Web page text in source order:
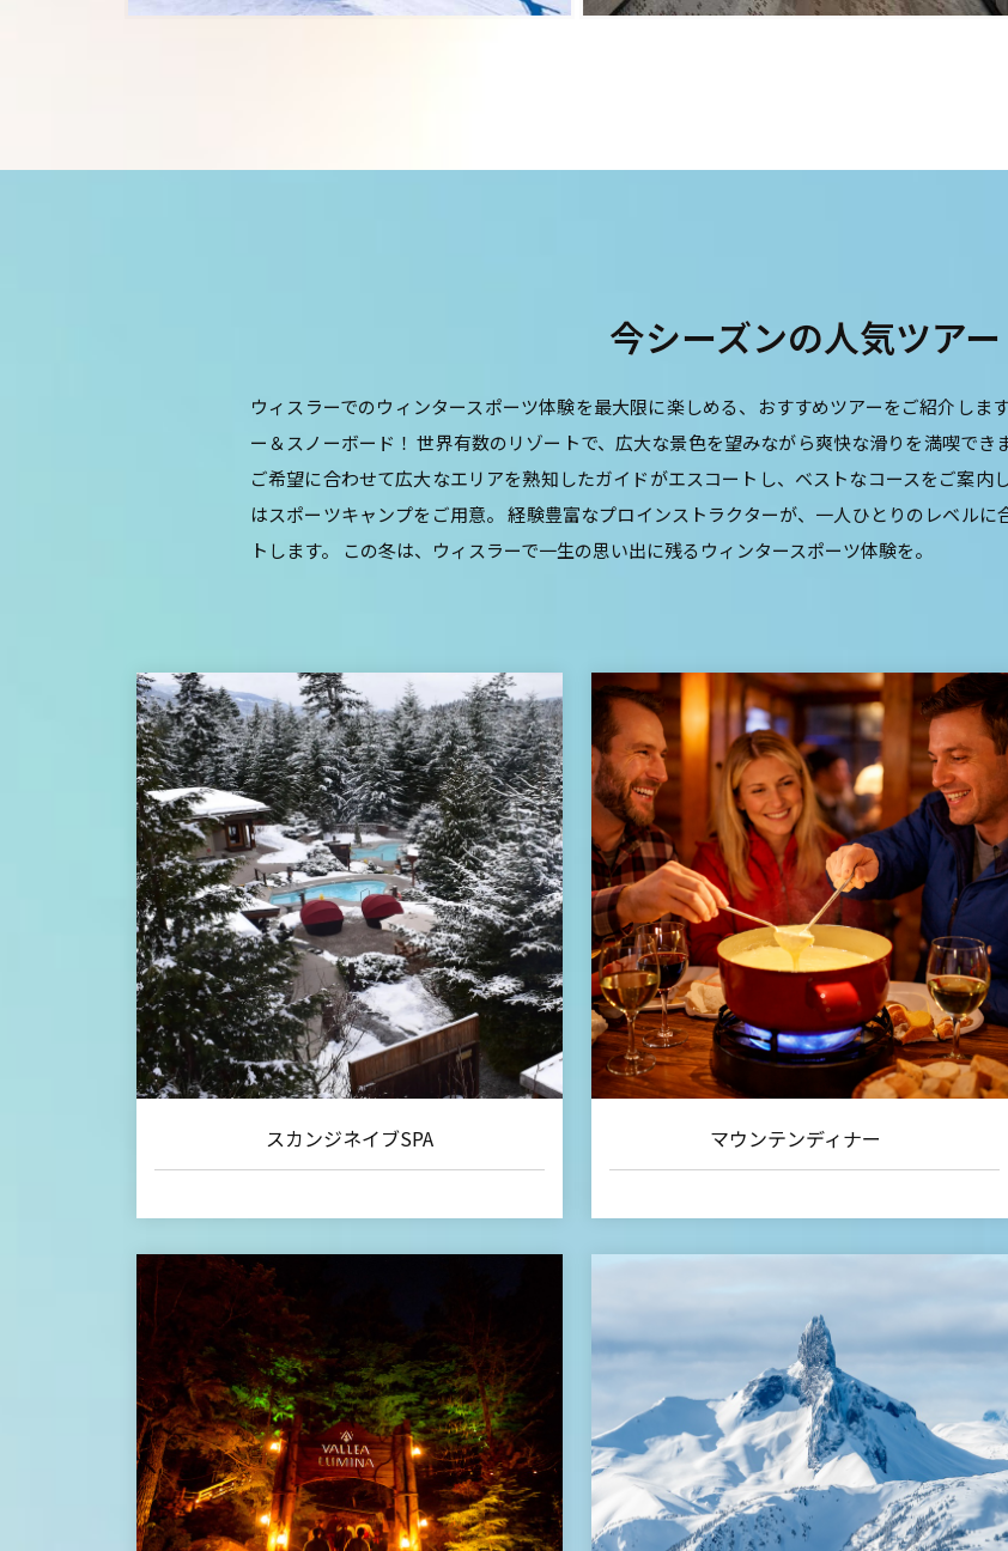
今シーズンの人気ツアー
ウィスラーでのウィンタースポーツ体験を最大限に楽しめる、おすすめツアーをご紹介しま
ー＆スノーボード！ 世界有数のリゾートで、広大な景色を望みながら爽快な滑りを満喫でき
ご希望に合わせて広大なエリアを熟知したガイドがエスコートし、ベストなコースをご案内
はスポーツキャンプをご用意。 経験豊富なプロインストラクターが、一人ひとりのレベル
トします。 この冬は、ウィスラーで一生の思い出に残るウィンタースポーツ体験を。
スカンジネイブSPA マウンテンディナー